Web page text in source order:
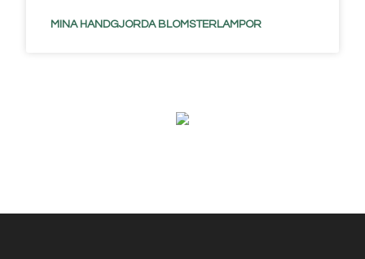
MINA HANDGJORDA BLOMSTERLAMPOR